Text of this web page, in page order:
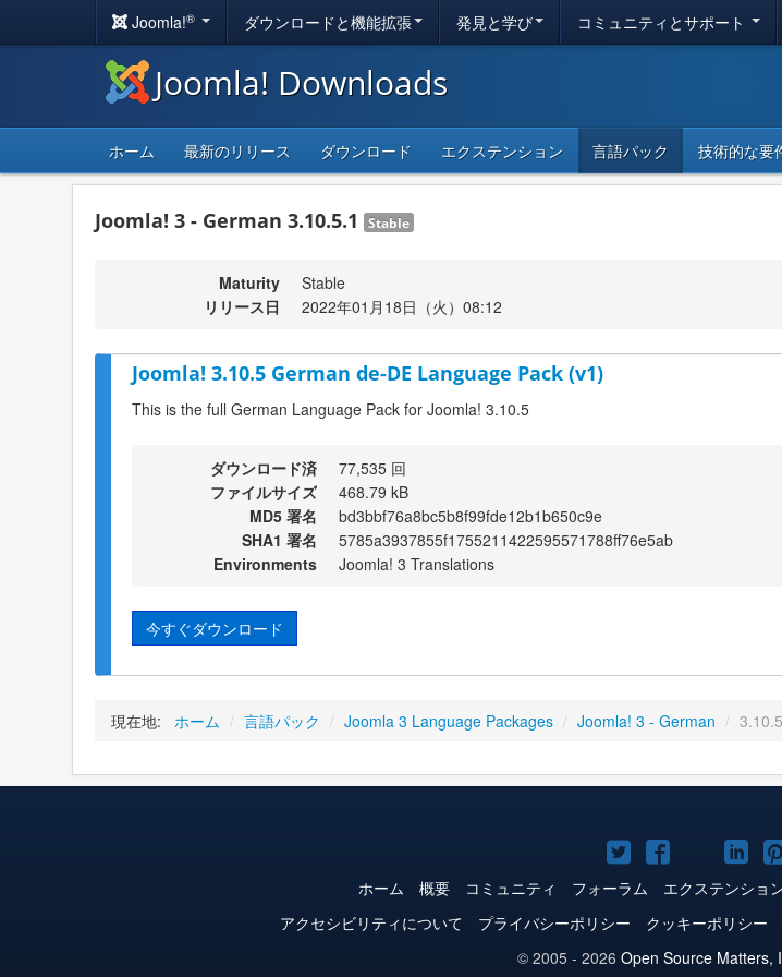
Joomla!® ダウンロードと機能拡張 発見と学び コミュニティとサポート
Joomla! Downloads
ホーム 最新のリリース ダウンロード エクステンション 言語パック 技術的な要
Joomla! 3 - German 3.10.5.1 Stable
Maturity
Stable
リリース日
2022年01月18日（火）08:12
Joomla! 3.10.5 German de-DE Language Pack (v1)
This is the full German Language Pack for Joomla! 3.10.5
ダウンロード済
77,535 回
ファイルサイズ
468.79 kB
MD5 署名
bd3bbf76a8bc5b8f99fde12b1b650c9e
SHA1 署名
5785a3937855f1755211422595571788ff76e5ab
Environments
Joomla! 3 Translations
今すぐダウンロード
現在地: ホーム / 言語パック / Joomla 3 Language Packages / Joomla! 3 - German /
Joomla!
Twitter
Joomla!
Facebook
Joomla!
ホーム 概要 コミュニティ フォーラム エクステンショ
アクセシビリティについて
プライバシーポリシー クッキーポリシー
© 2005 - 2026 Open Source Matters,